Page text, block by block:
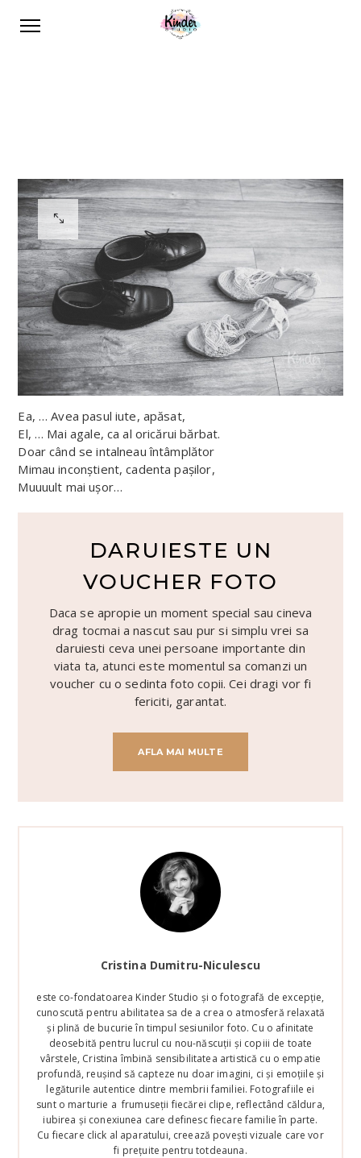
Ea, … Avea pasul iute, apăsat,
El, … Mai agale, ca al oricărui bărbat.
Doar când se intalneau întâmplător
Mimau inconștient, cadenta pașilor,
Muuuult mai ușor…
DARUIESTE UN
VOUCHER FOTO
Daca se apropie un moment special sau cineva
drag tocmai a nascut sau pur si simplu vrei sa
daruiesti ceva unei persoane importante din
viata ta, atunci este momentul sa comanzi un
voucher cu o sedinta foto copii. Cei dragi vor fi
fericiti, garantat.
AFLA MAI MULTE
Cristina Dumitru-Niculescu
este co-fondatoarea Kinder Studio și o fotografă de excepție,
cunoscută pentru abilitatea sa de a crea o atmosferă relaxată
și plină de bucurie în timpul sesiunilor foto. Cu o afinitate
deosebită pentru lucrul cu nou-născuții și copiii de toate
vârstele, Cristina îmbină sensibilitatea artistică cu o empatie
profundă, reușind să capteze nu doar imagini, ci și emoțiile și
legăturile autentice dintre membrii familiei. Fotografiile ei
sunt o marturie a frumuseții fiecărei clipe, reflectând căldura,
iubirea și conexiunea care definesc fiecare familie în parte.
Cu fiecare click al aparatului, creează povești vizuale care vor
fi prețuite pentru totdeauna.